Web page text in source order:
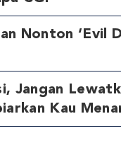
Nonton ‘Evil
Jangan
Kau